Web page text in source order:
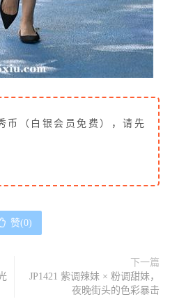
币（白银会员免费），请先
赞(0)
下一篇
JP1421 紫调辣妹 × 粉调甜妹，
夜晚街头的色彩暴击